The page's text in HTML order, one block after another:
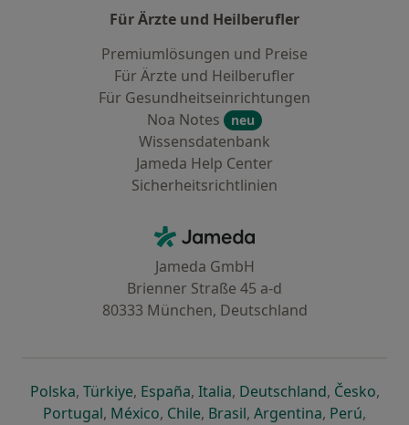
Für Ärzte und Heilberufler
Premiumlösungen und Preise
Für Ärzte und Heilberufler
Für Gesundheitseinrichtungen
Noa Notes
neu
Wissensdatenbank
Jameda Help Center
Sicherheitsrichtlinien
Jameda - Startseite
Jameda GmbH
Brienner Straße 45 a-d
80333 München, Deutschland
Polskaöffnet in einer neuen Registerkarte
, Türkiyeöffnet in einer neuen Registerkarte
, Españaöffnet in einer neuen
, Italiaöffnet in einer neuen
, Deutschlandöffnet in
, Česko,
Portugalöffnet in einer neuen Registerkarte
, Méxicoöffnet in einer neuen Registerkarte
, Chileöffnet in einer neuen
, Brasilöffnet in einer neuen
, Argentinaöffnet in
, Perúöffnet
,